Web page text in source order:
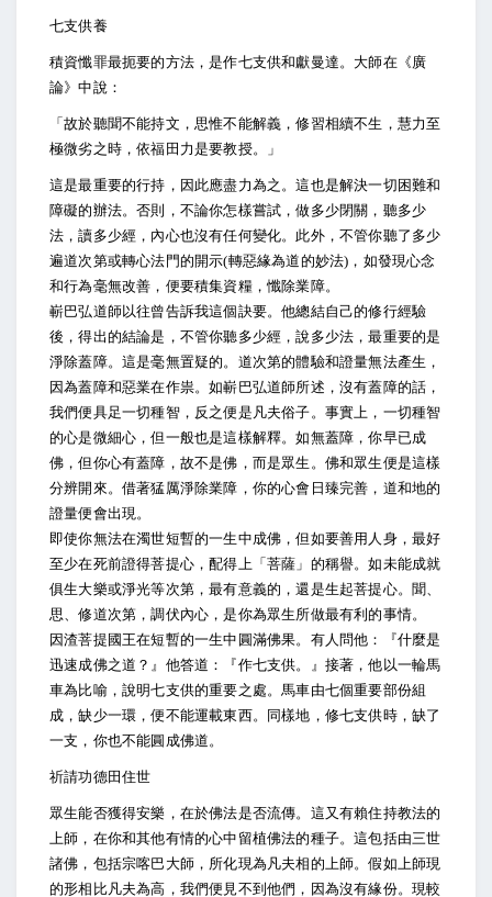
七支供養
積資懺罪最扼要的方法，是作七支供和獻曼達。大師在《廣
論》中說：
「故於聽聞不能持文，思惟不能解義，修習相續不生，慧力至
極微劣之時，依福田力是要教授。」
這是最重要的行持，因此應盡力為之。這也是解決一切困難和
障礙的辦法。否則，不論你怎樣嘗試，做多少閉關，聽多少
法，讀多少經，內心也沒有任何變化。此外，不管你聽了多少
遍道次第或轉心法門的開示(轉惡緣為道的妙法)，如發現心念
和行為毫無改善，便要積集資糧，懺除業障。
嶄巴弘道師以往曾告訴我這個訣要。他總結自己的修行經驗
後，得出的結論是，不管你聽多少經，說多少法，最重要的是
淨除蓋障。這是毫無置疑的。道次第的體驗和證量無法產生，
因為蓋障和惡業在作祟。如嶄巴弘道師所述，沒有蓋障的話，
我們便具足一切種智，反之便是凡夫俗子。事實上，一切種智
的心是微細心，但一般也是這樣解釋。如無蓋障，你早已成
佛，但你心有蓋障，故不是佛，而是眾生。佛和眾生便是這樣
分辨開來。借著猛厲淨除業障，你的心會日臻完善，道和地的
證量便會出現。
即使你無法在濁世短暫的一生中成佛，但如要善用人身，最好
至少在死前證得菩提心，配得上「菩薩」的稱譽。如未能成就
俱生大樂或淨光等次第，最有意義的，還是生起菩提心。聞、
思、修道次第，調伏內心，是你為眾生所做最有利的事情。
因渣菩提國王在短暫的一生中圓滿佛果。有人問他：『什麼是
迅速成佛之道？』他答道：『作七支供。』接著，他以一輪馬
車為比喻，說明七支供的重要之處。馬車由七個重要部份組
成，缺少一環，便不能運載東西。同樣地，修七支供時，缺了
一支，你也不能圓成佛道。
祈請功德田住世
眾生能否獲得安樂，在於佛法是否流傳。這又有賴住持教法的
上師，在你和其他有情的心中留植佛法的種子。這包括由三世
諸佛，包括宗喀巴大師，所化現為凡夫相的上師。假如上師現
的形相比凡夫為高，我們便見不到他們，因為沒有緣份。現較